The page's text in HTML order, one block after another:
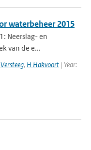
waterbeheer 2015
Neerslag- en
van de e...
, H Hakvoort | Year: